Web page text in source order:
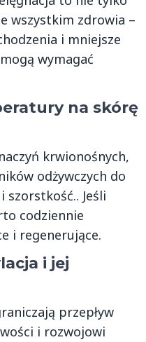
wszystkim zdrowia –
i mniejsze
wymagać
na skórę
krwionośnych,
odżywczych do
szorstkość.. Jeśli
codziennie
i regenerujące.
i jej
przepływ
i rozwojowi